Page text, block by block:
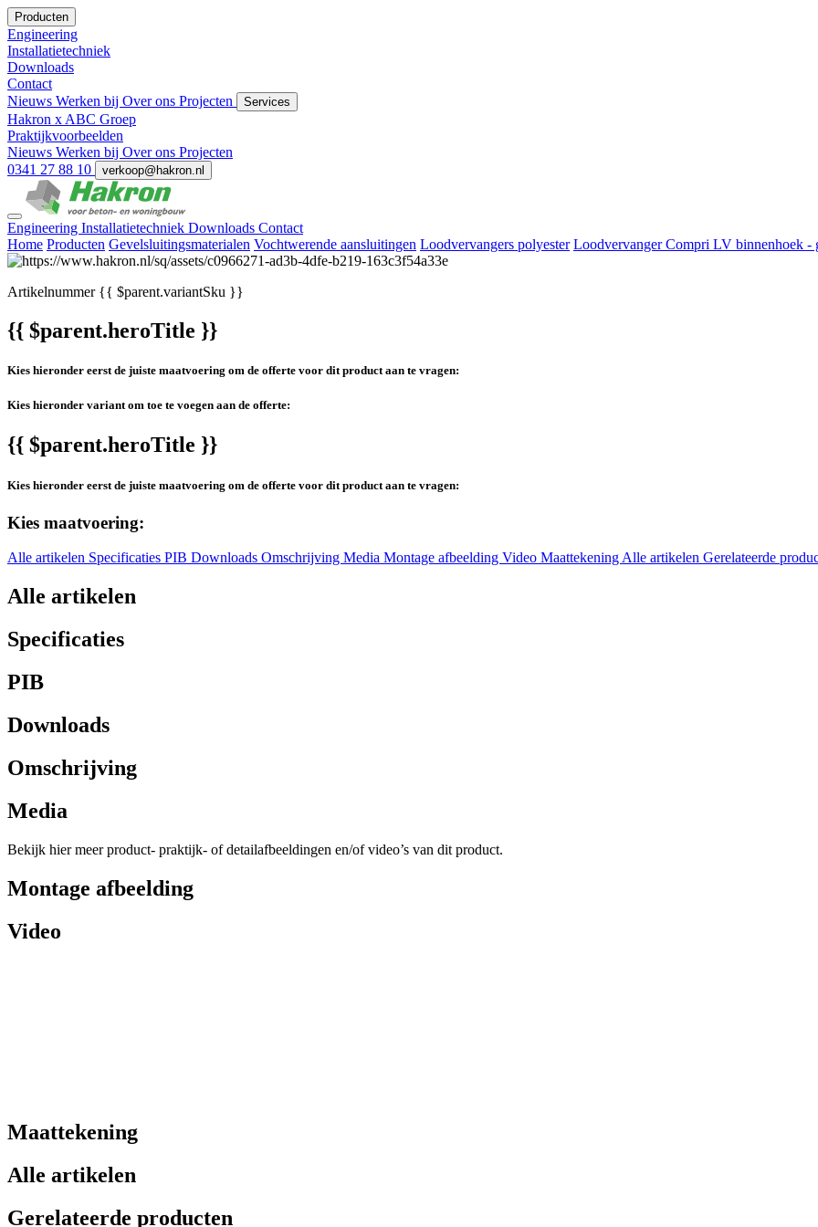
Producten
Engineering
Installatietechniek
Downloads
Contact
Nieuws Werken bij Over ons Projecten Services
Hakron x ABC Groep
Praktijkvoorbeelden
Nieuws Werken bij Over ons Projecten
0341 27 88 10
verkoop@hakron.nl
Engineering Installatietechniek Downloads Contact
Home Producten Gevelsluitingsmaterialen Vochtwerende aansluitingen Loodvervangers polyester Loodvervanger Compri LV binnenhoek -
Artikelnummer{{ $parent.variantSku }}
{{ $parent.heroTitle }}
Kies hieronder eerst de juiste maatvoering om de offerte voor dit product aan te vragen:
Kies hieronder variant om toe te voegen aan de offerte:
{{ $parent.heroTitle }}
Kies hieronder eerst de juiste maatvoering om de offerte voor dit product aan te vragen:
Kies maatvoering:
Alle artikelen Specificaties PIB Downloads Omschrijving Media Montage afbeelding Video MaattekeningAlle artikelen Gerelateerde
Alle artikelen
Specificaties
PIB
Downloads
Omschrijving
Media
Bekijk hier meer product- praktijk- of detailafbeeldingen en/of video’s van dit product.
Montage afbeelding
Video
Maattekening
Alle artikelen
Gerelateerde producten